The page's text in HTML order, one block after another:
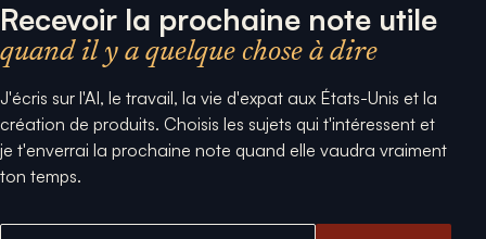
Recevoir la prochaine note utile
quand il y a quelque chose à dire
J'écris sur l'AI, le travail, la vie d'expat aux États-Unis et la
création de produits. Choisis les sujets qui t'intéressent et
je t'enverrai la prochaine note quand elle vaudra vraiment
ton temps.